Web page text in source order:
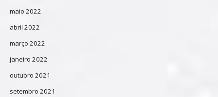
maio 2022
abril 2022
março 2022
janeiro 2022
outubro 2021
setembro 2021